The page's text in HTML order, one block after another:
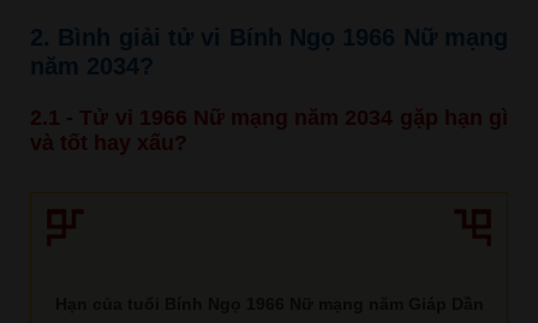
2. Bình giải tử vi Bính Ngọ 1966 Nữ mạng
năm 2034?
2.1 - Tử vi 1966 Nữ mạng năm 2034 gặp hạn gì
và tốt hay xấu?